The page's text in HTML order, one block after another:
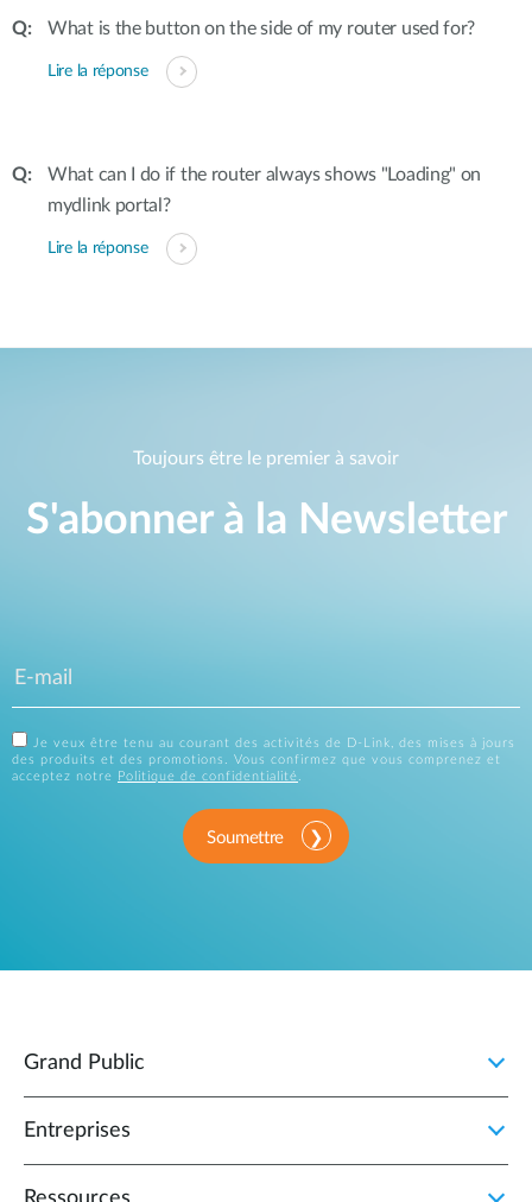
What is the button on the side of my router used for?
Lire la réponse
What can I do if the router always shows "Loading" on
mydlink portal?
Lire la réponse
Toujours être le premier à savoir
S'abonner à la Newsletter
Je veux être tenu au courant des activités de D-Link, des mises à jours
des produits et des promotions. Vous confirmez que vous comprenez et
acceptez notre
Politique de confidentialité.
Soumettre
Grand Public
Entreprises